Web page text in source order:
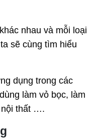
nhau và mỗi loại
sẽ cùng tìm hiểu
dụng trong các
làm vỏ bọc, làm
nội thất ….